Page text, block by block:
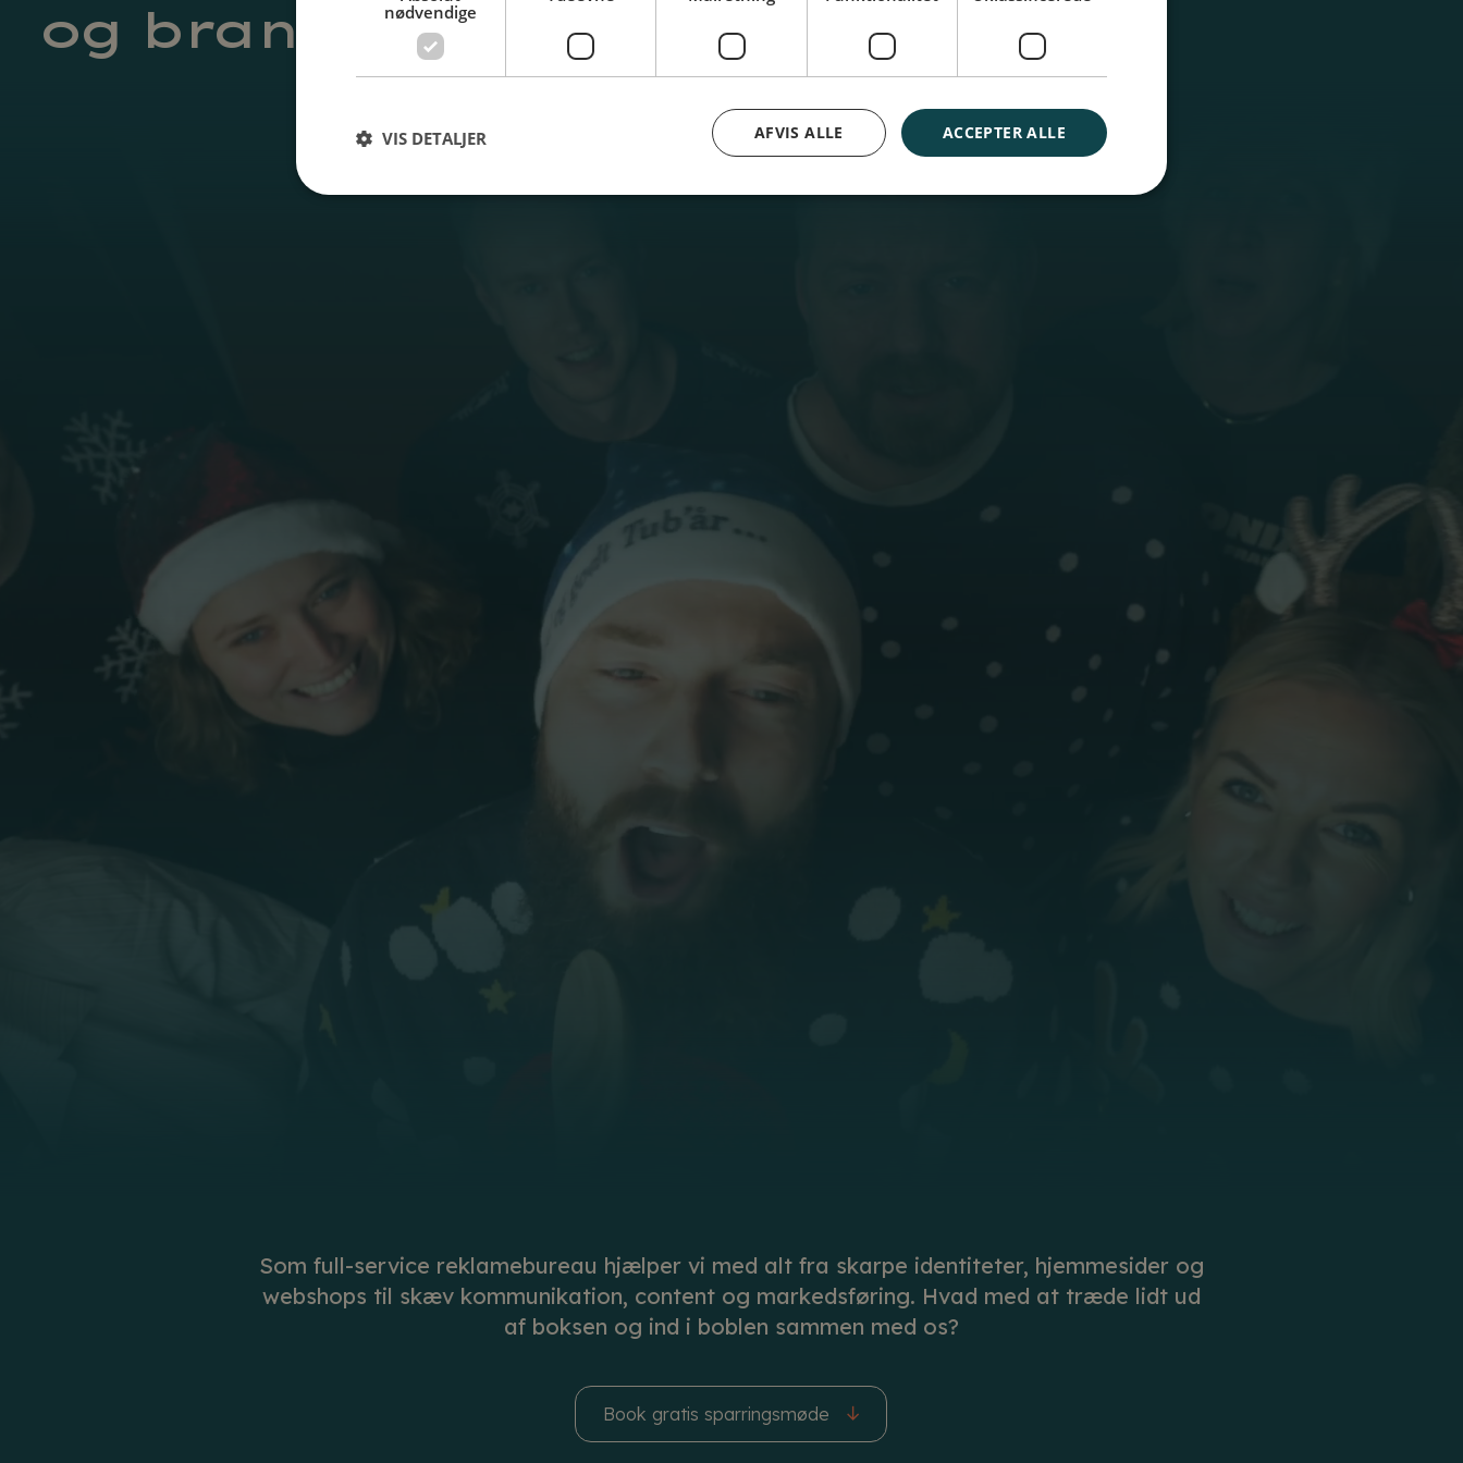
og brands
Som full-service reklamebureau hjælper vi med alt fra skarpe identiteter, hjemmesider og
webshops til skæv kommunikation, content og markedsføring. Hvad med at træde lidt ud
af boksen og ind i boblen sammen med os?
Book gratis sparringsmøde
nødvendige
ACCEPTER ALLE
AFVIS ALLE
VIS DETALJER